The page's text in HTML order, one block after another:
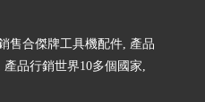
售合傑牌工具機配件, 產品
品行銷世界10多個國家,